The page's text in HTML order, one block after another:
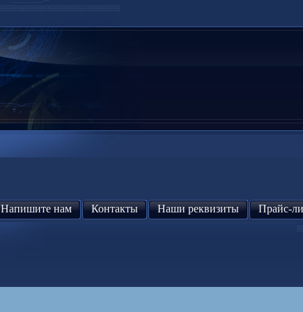
Напишите нам Контакты Наши реквизиты Прайс-